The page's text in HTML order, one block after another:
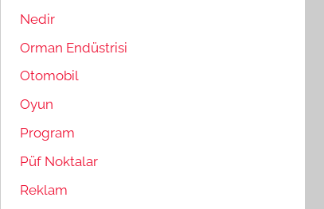
Nedir
Orman Endüstrisi
Otomobil
Oyun
Program
Püf Noktalar
Reklam